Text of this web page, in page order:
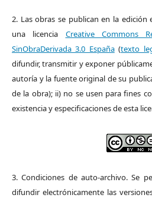
2. Las obras se publican en la
una licencia Creative Commons
SinObraDerivada 3.0 España(texto
difundir, transmitir y exponer
autoría y la fuente original de su
de la obra); ii) no se usen para fines
existencia y especificaciones de esta
3. Condiciones de auto-archivo. Se
difundir electrónicamente las